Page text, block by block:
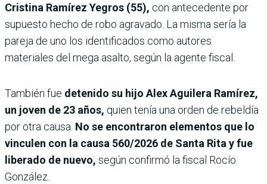
Cristina Ramírez Yegros (55), con antecedente por
supuesto hecho de robo agravado. La misma sería la
pareja de uno los identificados como autores
materiales del mega asalto, según la agente fiscal.
También fue detenido su hijo Alex Aguilera Ramírez,
un joven de 23 años, quien tenía una orden de rebeldía
por otra causa. No se encontraron elementos que lo
vinculen con la causa 560/2026 de Santa Rita y fue
liberado de nuevo, según confirmó la fiscal Rocío
González.